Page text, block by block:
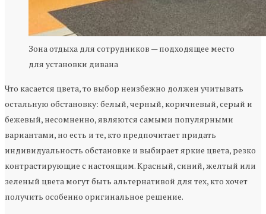
Зона отдыха для сотрудников — подходящее место
для установки дивана
Что касается цвета, то выбор неизбежно должен учитывать
остальную обстановку: белый, черный, коричневый, серый и
бежевый, несомненно, являются самыми популярными
вариантами, но есть и те, кто предпочитает придать
индивидуальность обстановке и выбирает яркие цвета, резко
контрастирующие с настоящим. Красный, синий, желтый или
зеленый цвета могут быть альтернативой для тех, кто хочет
получить особенно оригинальное решение.